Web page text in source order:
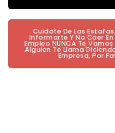
Cuidate De Las
Informarte Y No Caer
Empleo NUNCA Te
Alguien Te Llama
Empresa, Por